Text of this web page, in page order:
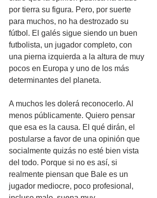
por tierra su figura. Pero, por suerte
para muchos, no ha destrozado su
fútbol. El galés sigue siendo un buen
futbolista, un jugador completo, con
una pierna izquierda a la altura de muy
pocos en Europa y uno de los más
determinantes del planeta.
A muchos les dolerá reconocerlo. Al
menos públicamente. Quiero pensar
que esa es la causa. El qué dirán, el
postularse a favor de una opinión que
socialmente quizás no esté bien vista
del todo. Porque si no es así, si
realmente piensan que Bale es un
jugador mediocre, poco profesional,